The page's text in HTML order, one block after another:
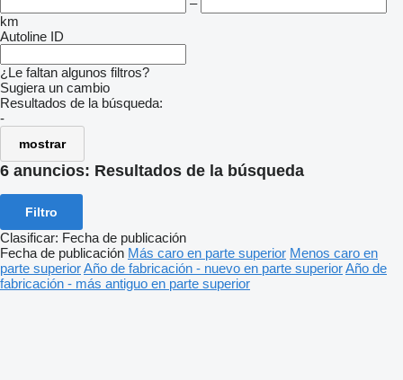
–
km
Autoline ID
¿Le faltan algunos filtros?
Sugiera un cambio
Resultados de la búsqueda:
-
mostrar
6 anuncios: Resultados de la búsqueda
Filtro
Clasificar: Fecha de publicación
Fecha de publicación Más caro en parte superior Menos caro en
parte superiorAño de fabricación - nuevo en parte superiorAño de
fabricación - más antiguo en parte superior